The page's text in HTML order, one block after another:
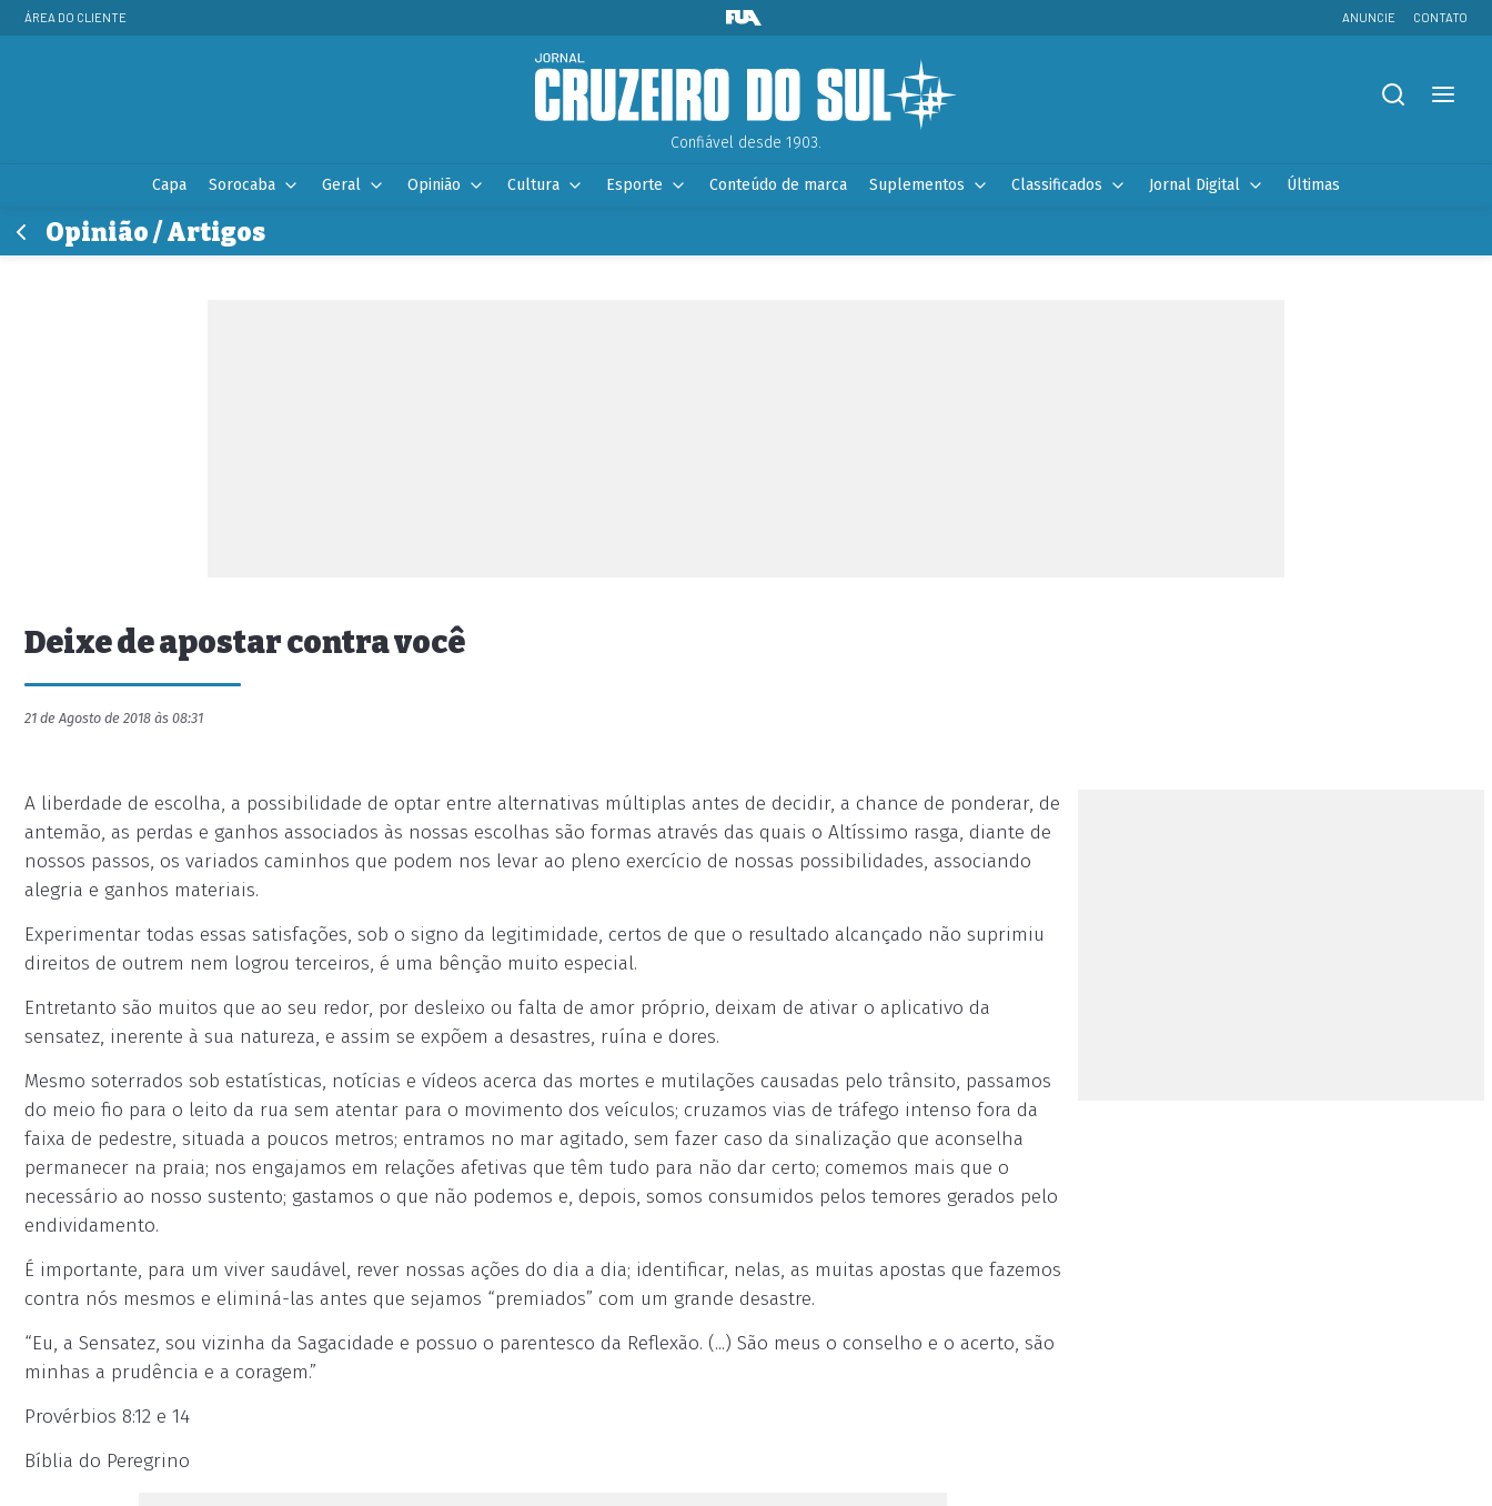
ÁREA DO CLIENTE ANUNCIE CONTATO
Confiável desde 1903.
Capa Sorocaba Geral Opinião Cultura Esporte Conteúdo de marca Suplementos Classificados Jornal Digital Últimas
Opinião / Artigos
Deixe de apostar contra você
21 de Agosto de 2018 às 08:31
A liberdade de escolha, a possibilidade de optar entre alternativas múltiplas antes de decidir, a chance de ponderar, de
antemão, as perdas e ganhos associados às nossas escolhas são formas através das quais o Altíssimo rasga, diante de
nossos passos, os variados caminhos que podem nos levar ao pleno exercício de nossas possibilidades, associando
alegria e ganhos materiais.
Experimentar todas essas satisfações, sob o signo da legitimidade, certos de que o resultado alcançado não suprimiu
direitos de outrem nem logrou terceiros, é uma bênção muito especial.
Entretanto são muitos que ao seu redor, por desleixo ou falta de amor próprio, deixam de ativar o aplicativo da
sensatez, inerente à sua natureza, e assim se expõem a desastres, ruína e dores.
Mesmo soterrados sob estatísticas, notícias e vídeos acerca das mortes e mutilações causadas pelo trânsito, passamos
do meio fio para o leito da rua sem atentar para o movimento dos veículos; cruzamos vias de tráfego intenso fora da
faixa de pedestre, situada a poucos metros; entramos no mar agitado, sem fazer caso da sinalização que aconselha
permanecer na praia; nos engajamos em relações afetivas que têm tudo para não dar certo; comemos mais que o
necessário ao nosso sustento; gastamos o que não podemos e, depois, somos consumidos pelos temores gerados pelo
endividamento.
É importante, para um viver saudável, rever nossas ações do dia a dia; identificar, nelas, as muitas apostas que fazemos
contra nós mesmos e eliminá-las antes que sejamos “premiados” com um grande desastre.
“Eu, a Sensatez, sou vizinha da Sagacidade e possuo o parentesco da Reflexão. (...) São meus o conselho e o acerto, são
minhas a prudência e a coragem.”
Provérbios 8:12 e 14
Bíblia do Peregrino